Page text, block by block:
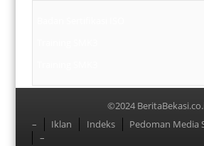
©2024
Menu
– Iklan Indeks Pedoman Media
–